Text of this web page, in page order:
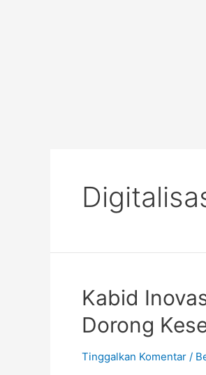
Kabid
Dorong
Tinggalkan Komentar /